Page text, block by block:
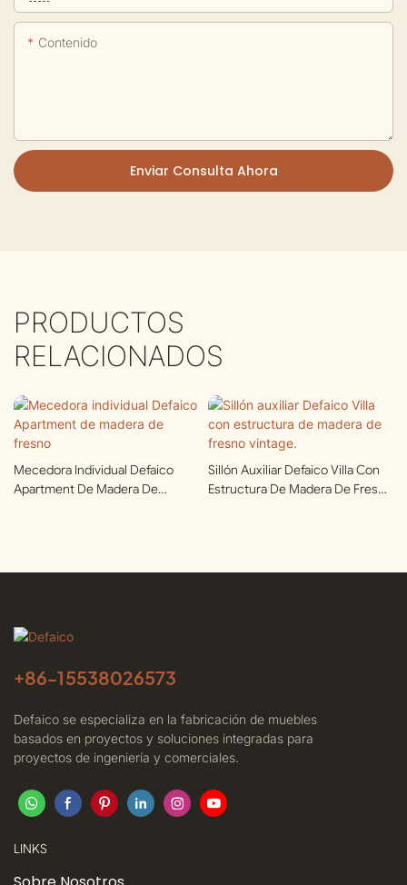
Contenido
Enviar Consulta Ahora
PRODUCTOS
RELACIONADOS
Mecedora Individual Defaico
Apartment De Madera De
Sillón Auxiliar Defaico Villa Con
Estructura De Madera De Fresno
+86-15538026573
Defaico se especializa en la fabricación de muebles
basados ​​en proyectos y soluciones integradas para
proyectos de ingeniería y comerciales.
LINKS